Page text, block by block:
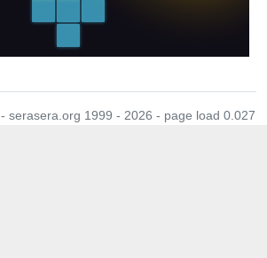
- serasera.org 1999 - 2026 - page load 0.027